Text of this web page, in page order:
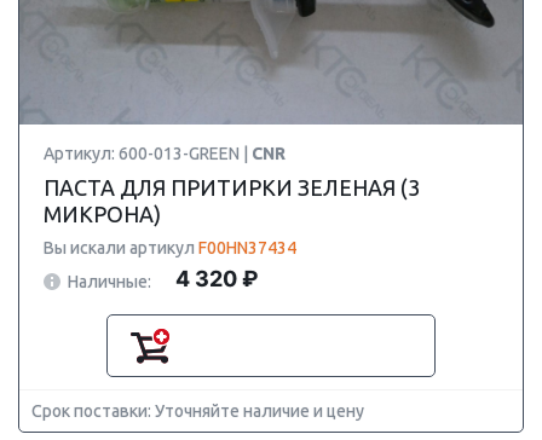
Артикул: 600-013-GREEN | CNR
ПАСТА ДЛЯ ПРИТИРКИ ЗЕЛЕНАЯ (3
МИКРОНА)
Вы искали артикул F00HN37434
Наличные:
4 320 ₽
Срок поставки: Уточняйте наличие и цену